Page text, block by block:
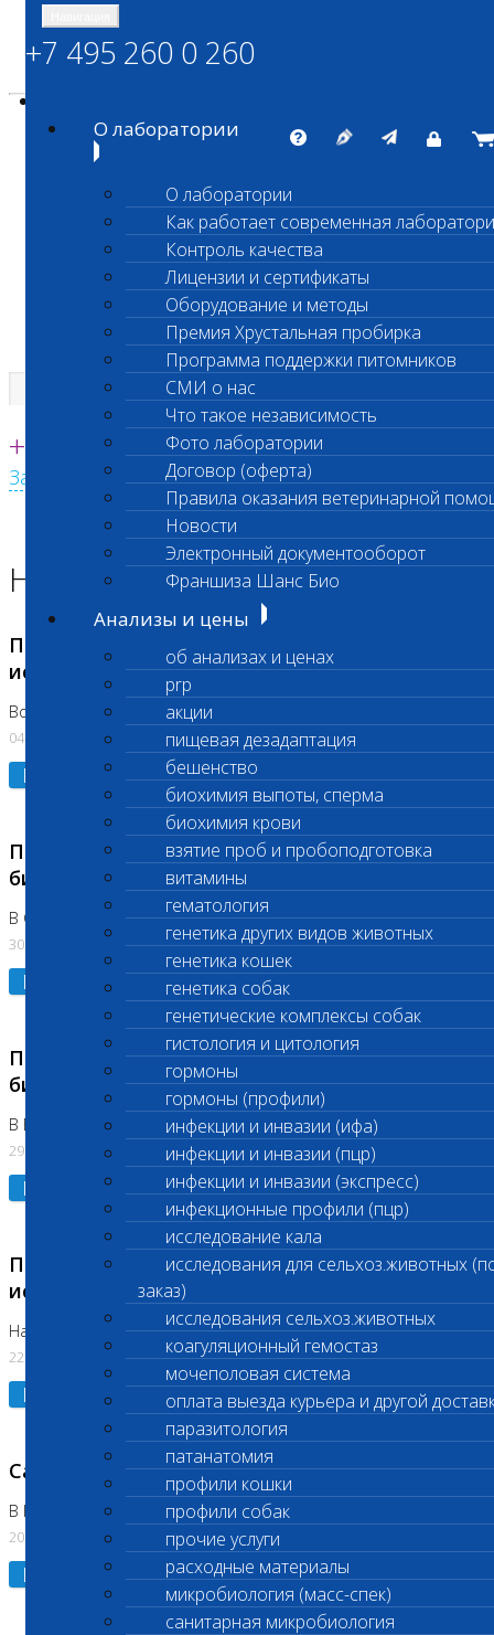
ШАНС БИО
Независимая ветеринарная лаборатория
Единая круглосуточная справочная
+7 495 260 0 260
Заказать звонок с сайта
+7 495 260 0 260
О лаборатории
О лаборатории
Как работает современная
Контроль качества
Лицензии и сертификаты
Оборудование и методы
Премия Хрустальная пробирка
Программа поддержки питомников
СМИ о нас
Что такое независимость
Фото лаборатории
Договор (оферта)
Правила оказания ветеринарной
Новости
Электронный документооборот
Франшиза Шанс Био
Анализы и цены
об анализах и ценах
prp
акции
пищевая дезадаптация
бешенство
биохимия выпоты, сперма
биохимия крови
взятие проб и пробоподготовка
витамины
гематология
генетика других видов животных
генетика кошек
генетика собак
генетические комплексы собак
гистология и цитология
гормоны
гормоны (профили)
инфекции и инвазии (ифа)
инфекции и инвазии (пцр)
инфекции и инвазии (экспресс)
инфекционные профили (пцр)
исследование кала
исследования для сельхоз.животных
заказ)
исследования сельхоз.животных
коагуляционный гемостаз
мочеполовая система
оплата выезда курьера и другой
паразитология
патанатомия
профили кошки
профили собак
прочие услуги
расходные материалы
микробиология (масс-спек)
санитарная микробиология
Главная страница
Новости лаборатории
Приостановка срочных биохимических
исследований
Во Владыкино
04.08.2026
Подробнее
Приостановлено выполнение срочных
биохимических исследований
В Сколково. Код (123,309,310)
30.07.2026
Подробнее
Приостановлено выполнение срочных
биохимических исследований
В Бутово 29.07.26
29.07.2026
Подробнее
Приостановлено выполнение биохимических
исследований
На Нагорной. Код ( 123,310,309)
22.07.2026
Подробнее
Санитарные дни
В Коломне 24.07.2026 и 28.07.2026
20.07.2026
Подробнее